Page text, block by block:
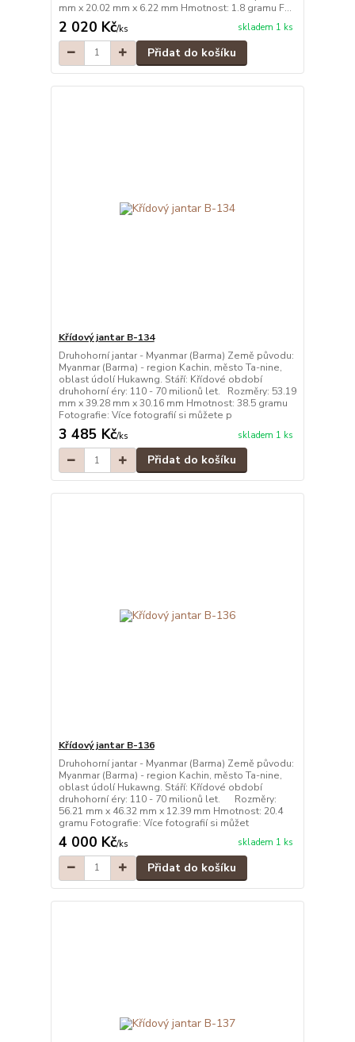
mm x 20.02 mm x 6.22 mm Hmotnost: 1.8 gramu F...
2 020 Kč/ks skladem 1 ks
Přidat do košíku
Křídový jantar B-134
Druhohorní jantar - Myanmar (Barma) Země původu:
Myanmar (Barma) - region Kachin, město Ta-nine,
oblast údolí Hukawng. Stáří: Křídové období
druhohorní éry: 110 - 70 milionů let. Rozměry: 53.19
mm x 39.28 mm x 30.16 mm Hmotnost: 38.5 gramu
Fotografie: Více fotografií si můžete p
3 485 Kč/ks skladem 1 ks
Přidat do košíku
Křídový jantar B-136
Druhohorní jantar - Myanmar (Barma) Země původu:
Myanmar (Barma) - region Kachin, město Ta-nine,
oblast údolí Hukawng. Stáří: Křídové období
druhohorní éry: 110 - 70 milionů let. Rozměry:
56.21 mm x 46.32 mm x 12.39 mm Hmotnost: 20.4
gramu Fotografie: Více fotografií si můžet
4 000 Kč/ks skladem 1 ks
Přidat do košíku